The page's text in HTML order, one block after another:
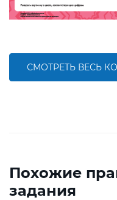
СМОТРЕТЬ ВЕСЬ
Похожие
задания